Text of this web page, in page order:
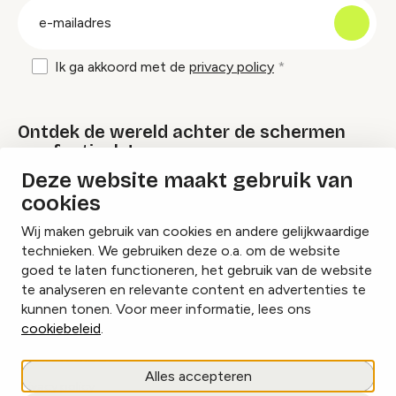
Deze website maakt gebruik van
cookies
Wij maken gebruik van cookies en andere gelijkwaardige
technieken. We gebruiken deze o.a. om de website
goed te laten functioneren, het gebruik van de website
te analyseren en relevante content en advertenties te
kunnen tonen. Voor meer informatie, lees ons
cookiebeleid.
Alles accepteren
Ik ga akkoord met de privacy policy
Ontdek de wereld achter de schermen
van festivals!
Lees onze Festival Specials
InstagramFacebookLinkedIn
Cookies beheren
Privacy policy